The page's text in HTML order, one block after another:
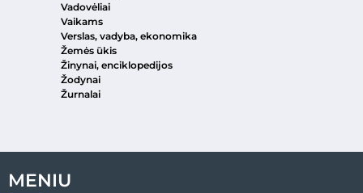
Vadovėliai
Vaikams
Verslas, vadyba, ekonomika
Žemės ūkis
Žinynai, enciklopedijos
Žodynai
Žurnalai
MENIU